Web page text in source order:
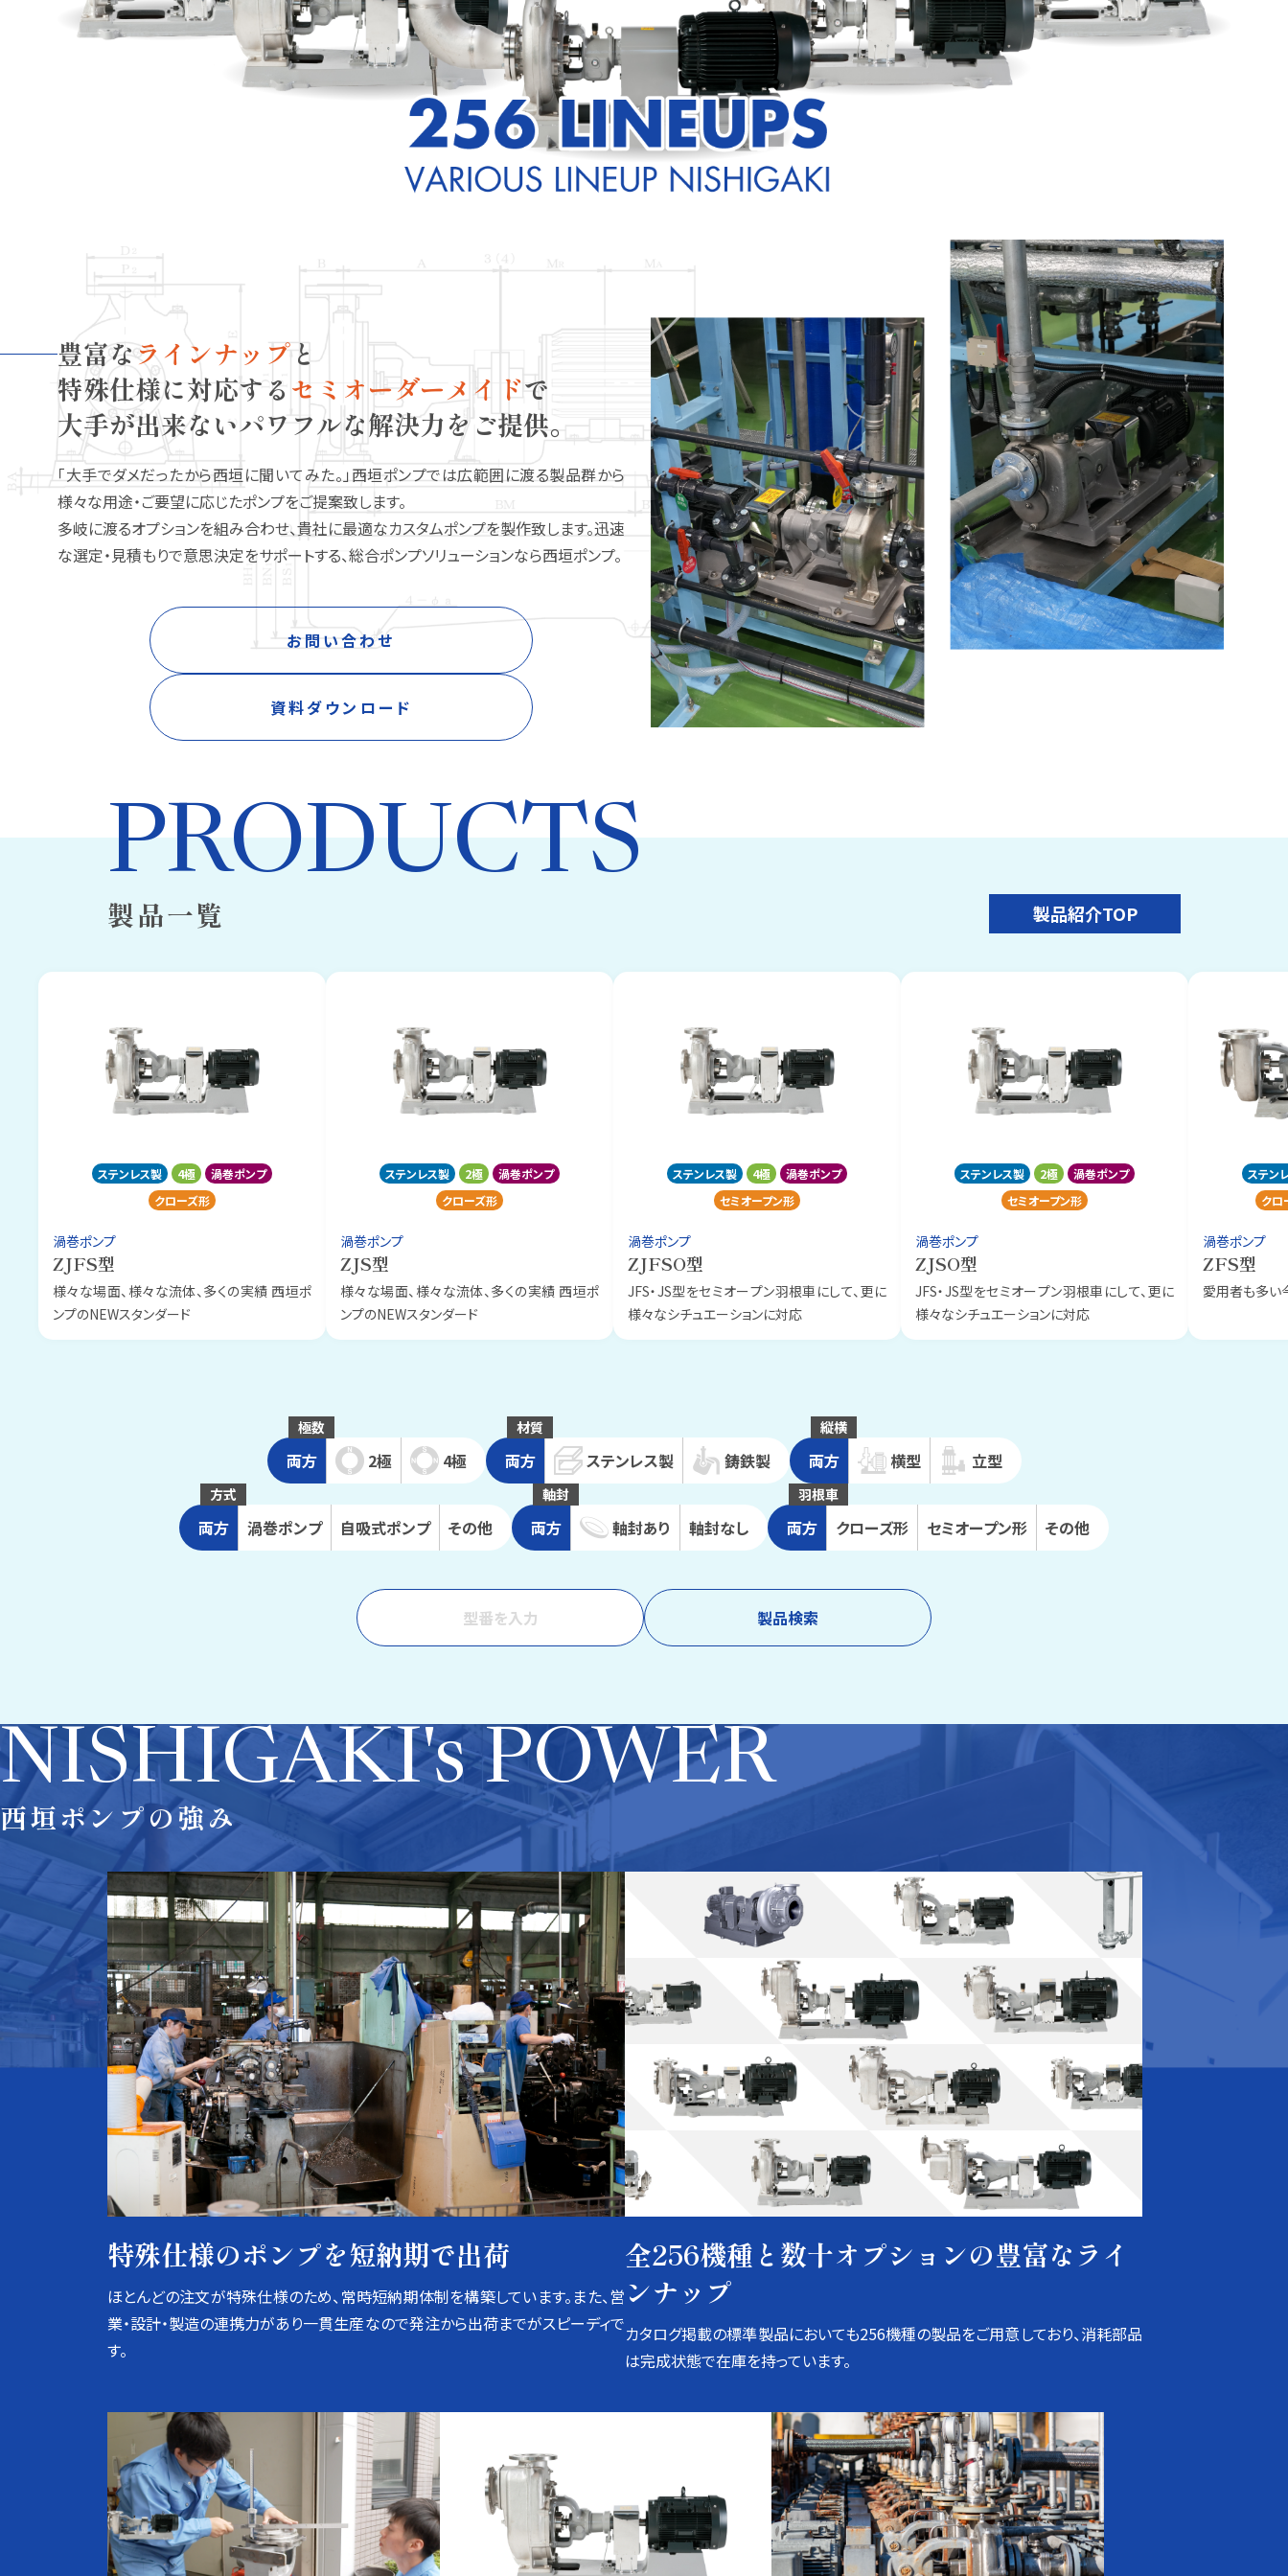
豊富なラインナップと
特殊仕様に対応する セミオーダーメイドで
大手が出来ないパワフルな解決力をご提供。
「大手でダメだったから西垣に聞いてみた。」西垣ポンプでは広範囲に渡る製品群から
様々な用途・ご要望に応じたポンプをご提案致します。
多岐に渡るオプションを組み合わせ、貴社に最適なカスタムポンプを製作致します。迅速
な選定・見積もりで意思決定をサポートする、総合ポンプソリューションなら西垣ポンプ。
お問い合わせ
資料ダウンロード
PRODUCTS
製品一覧 製品紹介TOP
ステンレス製 4極
渦巻ポンプ
クローズ形
渦巻ポンプ
ZJFS型
様々な場面、様々な流体、多くの実績 西垣ポ
ンプのNEWスタンダード
ステンレス製 2極
渦巻ポンプ
クローズ形
渦巻ポンプ
ZJS型
様々な場面、様々な流体、多くの実績 西垣ポ
ンプのNEWスタンダード
ステンレス製 4極
渦巻ポンプ
セミオープン形
渦巻ポンプ
ZJFSO型
JFS・JS型をセミオープン羽根車にして、更に
様々なシチュエーションに対応
ステンレス製 2極
渦巻ポンプ
セミオープン形
渦巻ポンプ
ZJSO型
JFS・JS型をセミオープン羽根車にして、更に
様々なシチュエーションに対応
ステン
クロ
渦巻ポンプ
ZFS型
愛用者も多い
極数
両方 2極 4極
材質
両方 ステンレス製 鋳鉄製
縦横
両方 横型 立型
方式
両方 渦巻ポンプ 自吸式ポンプ その他
軸封
両方 軸封あり 軸封なし
羽根車
両方 クローズ形 セミオープン形 その他
NISHIGAKI's POWER
西垣ポンプの強み
特殊仕様のポンプを短納期で出荷
ほとんどの注文が特殊仕様のため、常時短納期体制を構築しています。また、営
業・設計・製造の連携力があり一貫生産なので発注から出荷までがスピーディで
す。
全256機種と数十オプションの豊富なライ
ンナップ
カタログ掲載の標準製品においても256機種の製品をご用意しており、消耗部品
は完成状態で在庫を持っています。